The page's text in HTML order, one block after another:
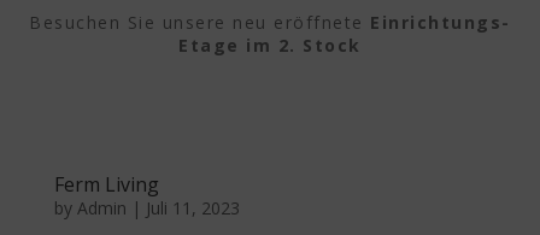
Besuchen Sie unsere neu eröffnete Einrichtungs-
Etage im 2. Stock
Ferm Living
by Admin | Juli 11, 2023